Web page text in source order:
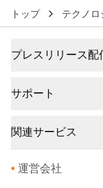
トップ テクノ
プレスリリース配
サポート
関連サービス
• 運営会社